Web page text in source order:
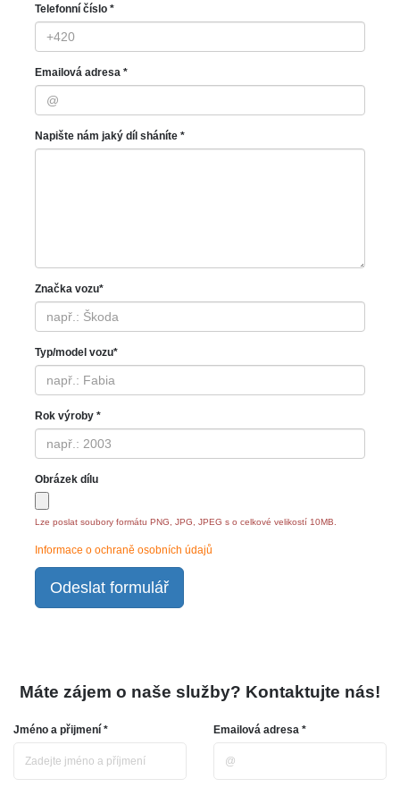
Telefonní číslo *
Emailová adresa *
Napište nám jaký díl sháníte *
Značka vozu*
Typ/model vozu*
Rok výroby *
Obrázek dílu
Lze poslat soubory formátu PNG, JPG, JPEG s o celkové velikostí 10MB.
Informace o ochraně osobních údajů
Odeslat formulář
Máte zájem o naše služby? Kontaktujte nás!
Jméno a přijmení * Emailová adresa *